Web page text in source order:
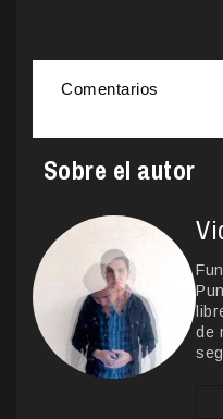
Comentarios
Sobre el autor
de